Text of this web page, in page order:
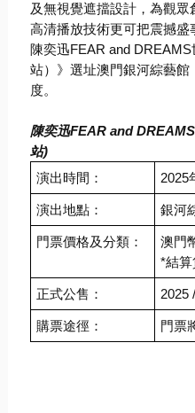
及無視覺遮擋設計， 為觀眾
高清播放技術更可把震撼
陳奕迅FEAR and
站）》選址澳門銀河綜藝館
度。
陳奕迅FEAR and
站)
演出時間：
2025
演出地點： 銀河
門票價格及分類：
澳門
*結
正式公售： 2025
購票途徑： 門票